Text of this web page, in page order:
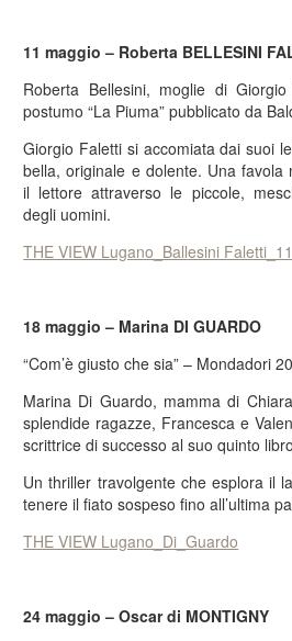
11 maggio – Roberta BELLESINI
Roberta Bellesini, moglie di
postumo “La Piuma” pubblicato da
Giorgio Faletti si accomiata dai suoi
bella, originale e dolente. Una favola
il lettore attraverso le piccole,
degli uomini.
THE VIEW Lugano_Ballesini
18 maggio – Marina DI GUARDO
“Com’è giusto che sia” – Mondadori
Marina Di Guardo, mamma di
splendide ragazze, Francesca e
scrittrice di successo al suo quinto
Un thriller travolgente che esplora il
tenere il fiato sospeso fino all’ultima
THE VIEW Lugano_Di_Guardo
24 maggio – Oscar di MONTIGNY